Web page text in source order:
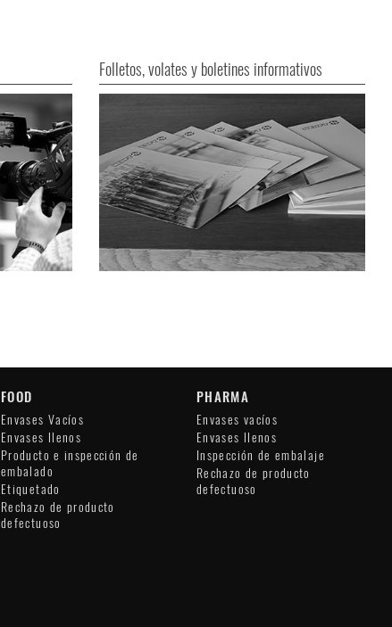
Folletos, volates y boletines informativos
FOOD
Envases Vacíos
Envases llenos
Producto e inspección de
embalado
Etiquetado
Rechazo de producto
defectuoso
PHARMA
Envases vacíos
Envases llenos
Inspección de embalaje
Rechazo de producto
defectuoso